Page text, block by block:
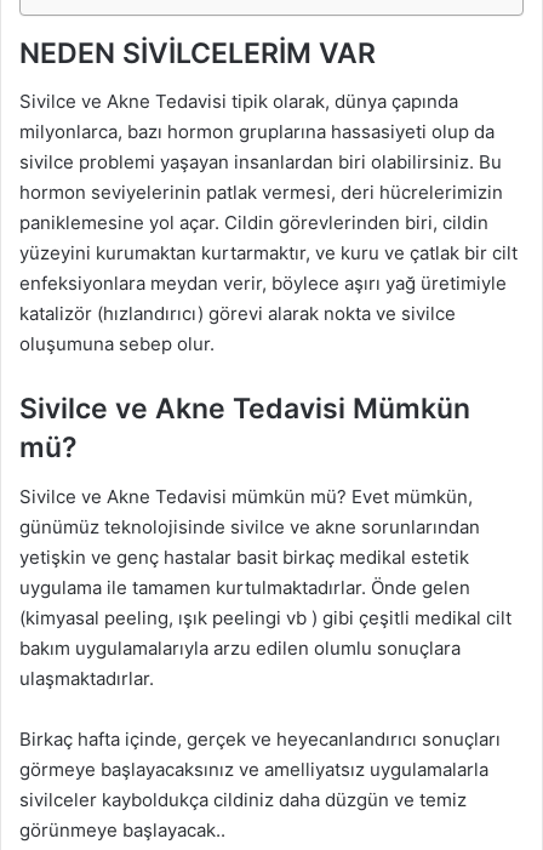
NEDEN SİVİLCELERİM VAR
Sivilce ve Akne Tedavisi tipik olarak, dünya çapında
milyonlarca, bazı hormon gruplarına hassasiyeti olup da
sivilce problemi yaşayan insanlardan biri olabilirsiniz. Bu
hormon seviyelerinin patlak vermesi, deri hücrelerimizin
paniklemesine yol açar. Cildin görevlerinden biri, cildin
yüzeyini kurumaktan kurtarmaktır, ve kuru ve çatlak bir cilt
enfeksiyonlara meydan verir, böylece aşırı yağ üretimiyle
katalizör (hızlandırıcı) görevi alarak nokta ve sivilce
oluşumuna sebep olur.
Sivilce ve Akne Tedavisi Mümkün
mü?
Sivilce ve Akne Tedavisi mümkün mü? Evet mümkün,
günümüz teknolojisinde sivilce ve akne sorunlarından
yetişkin ve genç hastalar basit birkaç medikal estetik
uygulama ile tamamen kurtulmaktadırlar. Önde gelen
(kimyasal peeling, ışık peelingi vb ) gibi çeşitli medikal cilt
bakım uygulamalarıyla arzu edilen olumlu sonuçlara
ulaşmaktadırlar.
Birkaç hafta içinde, gerçek ve heyecanlandırıcı sonuçları
görmeye başlayacaksınız ve amelliyatsız uygulamalarla
sivilceler kayboldukça cildiniz daha düzgün ve temiz
görünmeye başlayacak..